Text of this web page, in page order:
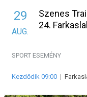
29
AUG.
Szenes
24.
SPORT ESEMÉNY
Kezdődik 09:00 |